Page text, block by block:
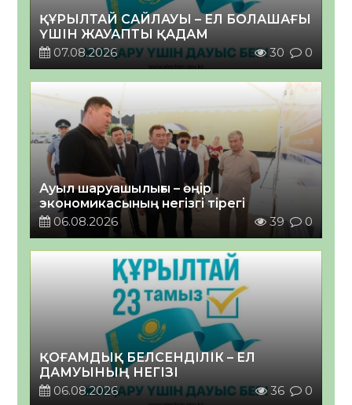
ҚҰРЫЛТАЙ САЙЛАУЫ – ЕЛ БОЛАШАҒЫ
ҮШІН ЖАУАПТЫ ҚАДАМ
07.08.2026
30 0
Ауыл шаруашылығы – өңір
экономикасының негізгі тірегі
06.08.2026
39 0
ҚОҒАМДЫҚ БЕЛСЕНДІЛІК – ЕЛ
ДАМУЫНЫҢ НЕГІЗІ
06.08.2026
36 0